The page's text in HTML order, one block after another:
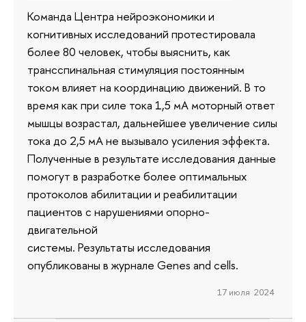
Команда Центра нейроэкономики и
когнитивных исследований протестировала
более 80 человек, чтобы выяснить, как
трансспинальная стимуляция постоянным
током влияет на координацию движений. В то
время как при силе тока 1,5 мА моторный ответ
мышцы возрастал, дальнейшее увеличение силы
тока до 2,5 мА не вызывало усиления эффекта.
Полученные в результате исследования данные
помогут в разработке более оптимальных
протоколов абилитации и реабилитации
пациентов с нарушениями опорно-
двигательной
системы. Результаты исследования
опубликованы в журнале Genes and cells.
17 июля 2024